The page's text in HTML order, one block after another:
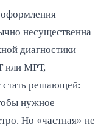
несущественна
диагностики
или МРТ,
стать решающей:
нужное
Но «частная» не